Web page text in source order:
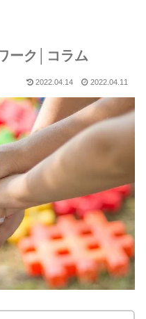
ーク│コラム
2022.04.14 2022.04.11